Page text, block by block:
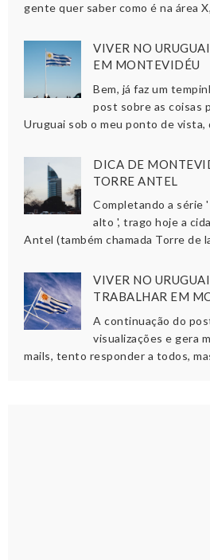
gente quer saber como é na área
VIVER NO
EM MONTEVIDÉU
Bem, já faz um
post sobre as coisas
Uruguai sob o meu ponto de vista,
DICA DE
TORRE ANTEL
Completando a série
alto ', trago hoje a
Antel (também chamada Torre de
VIVER NO
TRABALHAR EM
A continuação do
visualizações e gera
mails, tento responder a todos,